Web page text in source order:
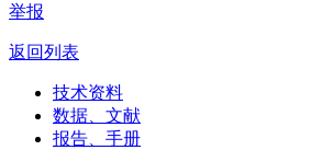
举报
返回列表
技术资料
数据、文献
报告、手册